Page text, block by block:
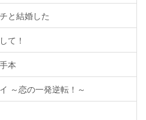
と結婚した
て！
本
～恋の一発逆転！～